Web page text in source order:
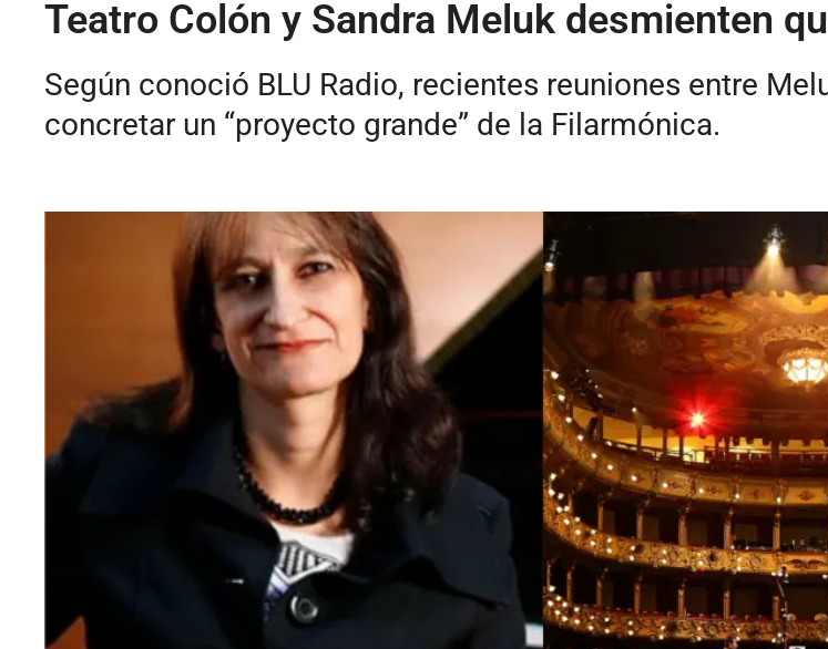
Teatro Colón y Sandra Meluk desmienten
Según conoció BLU Radio, recientes reuniones entre
concretar un “proyecto grande” de la Filarmónica.